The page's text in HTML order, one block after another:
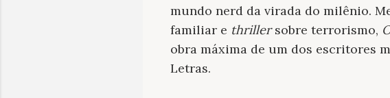
mundo nerd da virada do milênio.
familiar e thrillersobre terrorismo,
obra máxima de um dos escritores
Letras.